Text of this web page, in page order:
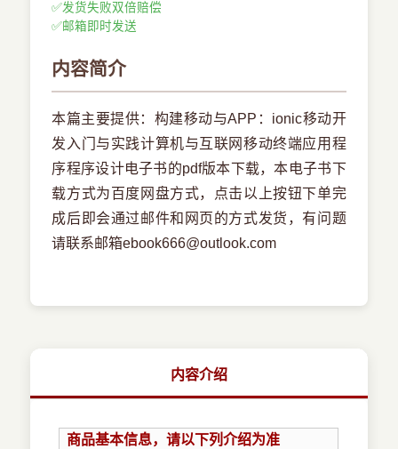
✅发货失败双倍赔偿
✅邮箱即时发送
内容简介
本篇主要提供：构建移动与APP：ionic移动开
发入门与实践计算机与互联网移动终端应用程
序程序设计电子书的pdf版本下载，本电子书下
载方式为百度网盘方式，点击以上按钮下单完
成后即会通过邮件和网页的方式发货，有问题
请联系邮箱ebook666@outlook.com
内容介绍
商品基本信息，请以下列介绍为准